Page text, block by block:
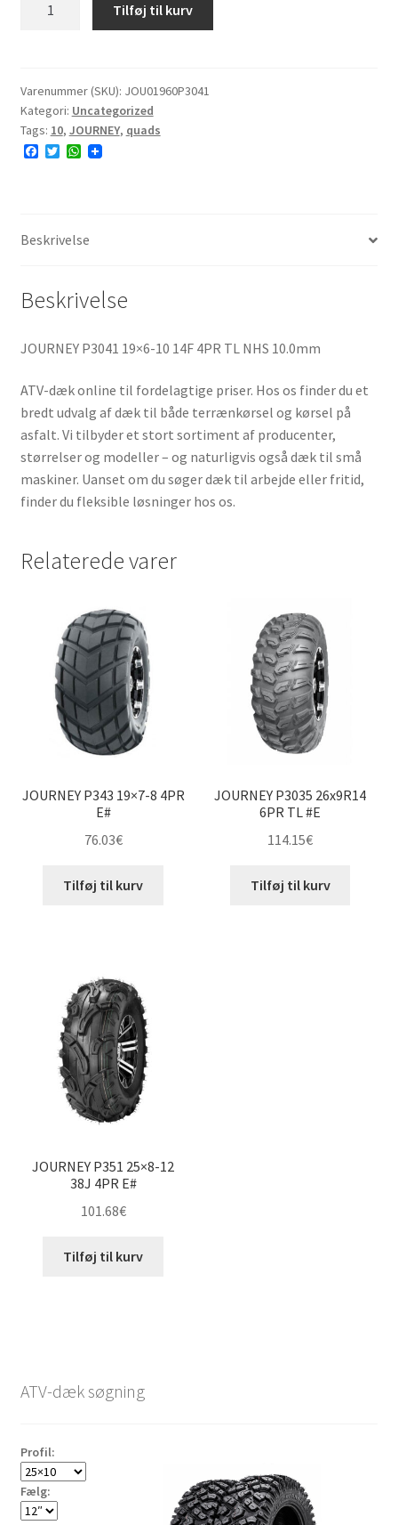
14F
4PR
TL
NHS
Tilføj til kurv
Varenummer (SKU): JOU01960P3041
Kategori: Uncategorized
Tags: 10, JOURNEY, quads
F
o
T
r
W
p
Beskrivelse
Beskrivelse
JOURNEY P3041 19×6-10 14F 4PR TL NHS 10.0mm
ATV-dæk online til fordelagtige priser. Hos os finder du et
bredt udvalg af dæk til både terrænkørsel og kørsel på
asfalt. Vi tilbyder et stort sortiment af producenter,
størrelser og modeller – og naturligvis også dæk til små
maskiner. Uanset om du søger dæk til arbejde eller fritid,
finder du fleksible løsninger hos os.
Relaterede varer
JOURNEY P343 19×7-8 4PR
E#
76.03€
Tilføj til kurv
JOURNEY P3035 26x9R14
6PR TL #E
114.15€
Tilføj til kurv
JOURNEY P351 25×8-12
38J 4PR E#
101.68€
Tilføj til kurv
ATV-dæk søgning
Profil:
Fælg: